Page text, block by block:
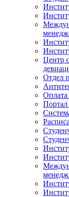
Центр
Отдел